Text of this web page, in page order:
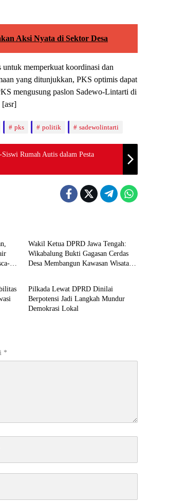
Aksi Nyata di Sektor Desa
memperkuat koordinasi dan
yang ditunjukkan, PKS optimis dapat
mengusung paslon Sadewo-Lintarti di
[asr]
pks politik sadewolintarti
Rumah Autis dalam Pesta
Wakil Ketua DPRD Jawa Tengah:
Wikabalung Bukti Gagasan Cerdas
Desa Membangun Kawasan Wisata
Pilkada Lewat DPRD Dinilai
Berpotensi Jadi Langkah Mundur
Demokrasi Lokal
*